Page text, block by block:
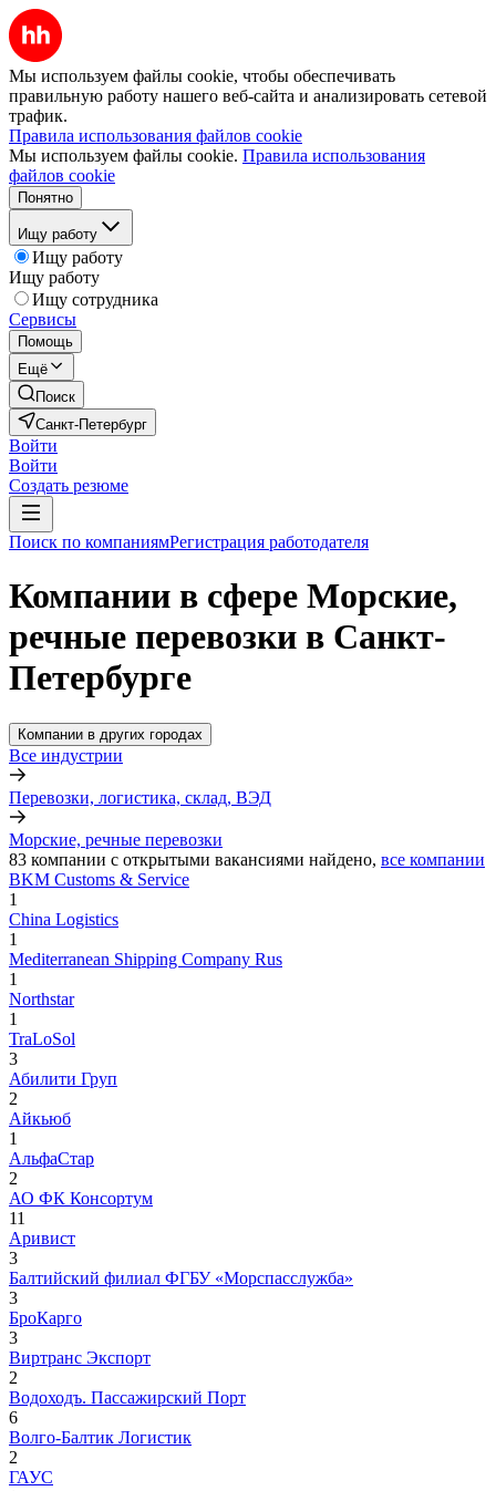
Мы используем файлы cookie, чтобы обеспечивать
правильную работу нашего веб-сайта и анализировать сетевой
трафик.
Правила использования файлов cookie
Мы используем файлы cookie. Правила использования
файлов cookie
Понятно
Ищу работу
Ищу работу
Ищу работу
Ищу сотрудника
Сервисы
Помощь
Ещё
Поиск
Санкт-Петербург
Войти
Войти
Создать резюме
Поиск по компаниямРегистрация работодателя
Компании в сфере Морские,
речные перевозки в Санкт-
Петербурге
Компании в других городах
Все индустрии
Перевозки, логистика, склад, ВЭД
Морские, речные перевозки
83 компании с открытыми вакансиями найдено, все компании
BKM Customs & Service
1
China Logistics
1
Mediterranean Shipping Company Rus
1
Northstar
1
TraLoSol
3
Абилити Груп
2
Айкьюб
1
АльфаСтар
2
АО ФК Консортум
11
Аривист
3
Балтийский филиал ФГБУ «Морспасслужба»
3
БроКарго
3
Виртранс Экспорт
2
Водоходъ. Пассажирский Порт
6
Волго-Балтик Логистик
2
ГАУС